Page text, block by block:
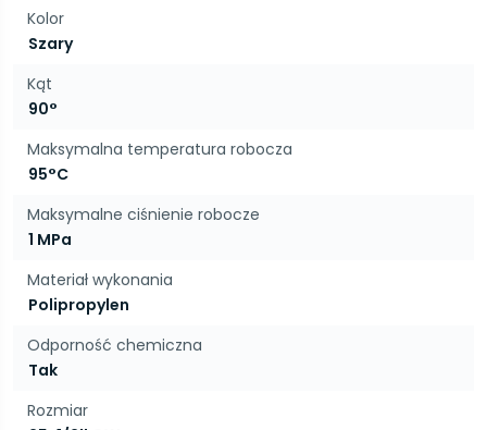
Kolor
Szary
Kąt
90°
Maksymalna temperatura robocza
95°C
Maksymalne ciśnienie robocze
1 MPa
Materiał wykonania
Polipropylen
Odporność chemiczna
Tak
Rozmiar